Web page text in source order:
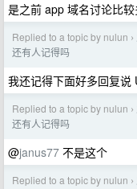
是之前 app 域名讨论比
Replied to a topic by nulun ›
还有人记得吗
我还记得下面好多回复说
Replied to a topic by nulun ›
还有人记得吗
@janus77 不是这个
Replied to a topic by nulun ›